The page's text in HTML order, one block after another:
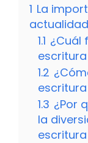
1 La
actualidad
1.1 ¿Cuál
1.2
1.3 ¿Por
la